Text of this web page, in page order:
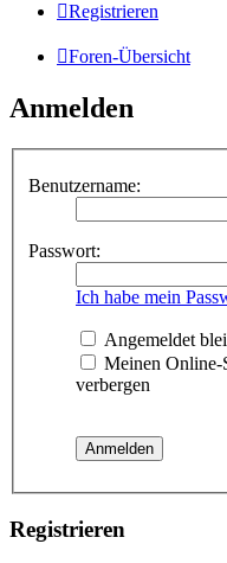
Registrieren
Foren-Übersicht
Anmelden
Benutzername:
Passwort:
Ich habe mein
Angemeldet
Meinen Online-
verbergen
Registrieren